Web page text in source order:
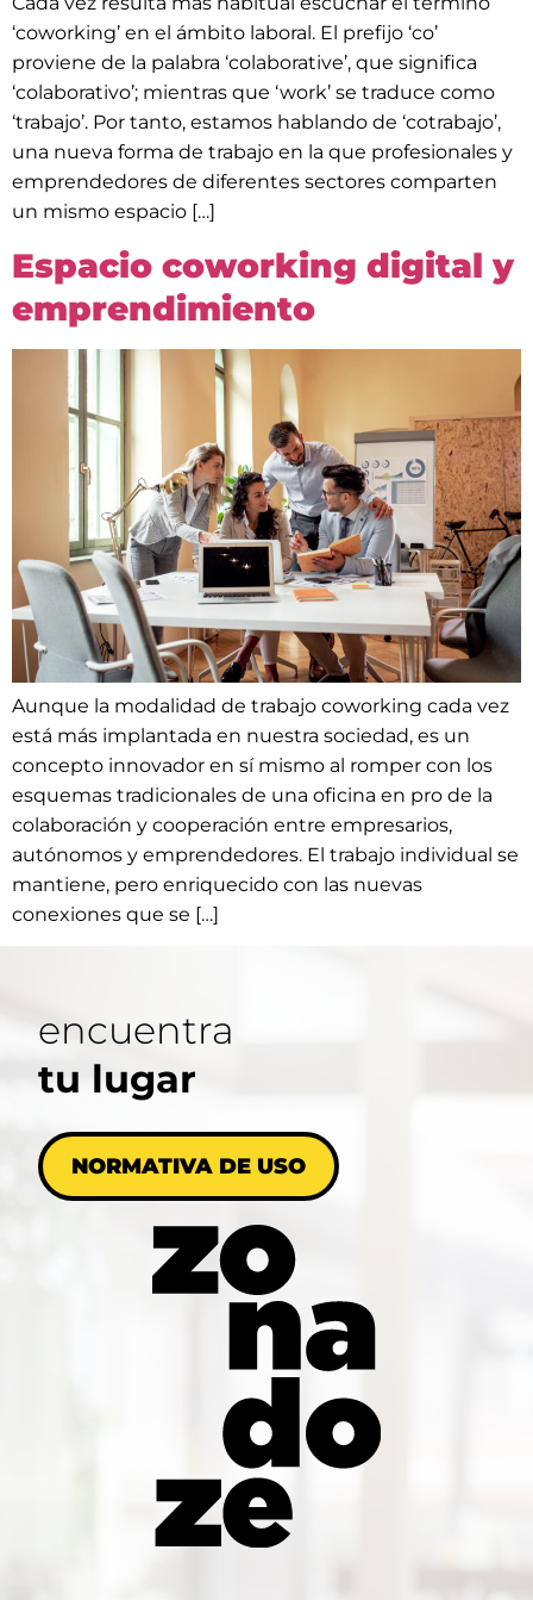
‘coworking’ en el ámbito laboral. El prefijo ‘co’
proviene de la palabra ‘colaborative’, que significa
‘colaborativo’; mientras que ‘work’ se traduce como
‘trabajo’. Por tanto, estamos hablando de ‘cotrabajo’,
una nueva forma de trabajo en la que profesionales y
emprendedores de diferentes sectores comparten
un mismo espacio […]
Espacio coworking digital y
emprendimiento
Aunque la modalidad de trabajo coworking cada vez
está más implantada en nuestra sociedad, es un
concepto innovador en sí mismo al romper con los
esquemas tradicionales de una oficina en pro de la
colaboración y cooperación entre empresarios,
autónomos y emprendedores. El trabajo individual se
mantiene, pero enriquecido con las nuevas
conexiones que se […]
encuentra
tu lugar
NORMATIVA DE USO